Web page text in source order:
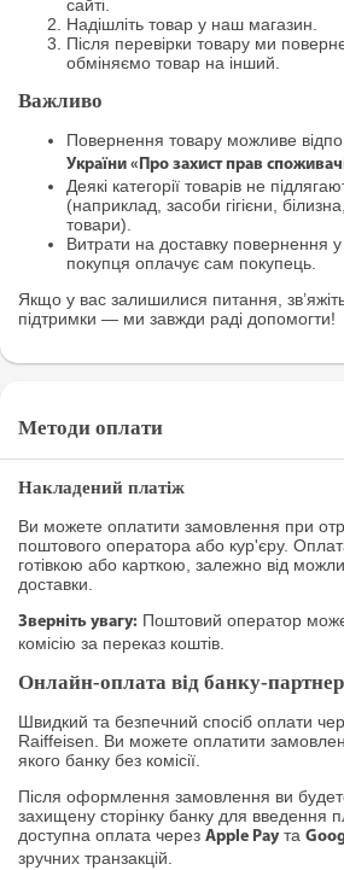
сайті.
Надішліть товар у наш магазин.
Після перевірки товару ми
обміняємо товар на інший.
Важливо
Повернення товару можливе
України «Про захист прав
Деякі категорії товарів не
(наприклад, засоби гігієни,
товари).
Витрати на доставку повернення у
покупця оплачує сам покупець.
Якщо у вас залишилися питання,
підтримки — ми завжди раді допомогти!
Методи оплати
Накладений платіж
Ви можете оплатити замовлення при
поштового оператора або кур'єру.
готівкою або карткою, залежно від
доставки.
Зверніть увагу: Поштовий оператор
комісію за переказ коштів.
Онлайн-оплата від банку-
Швидкий та безпечний спосіб оплати
Raiffeisen. Ви можете оплатити
якого банку без комісії.
Після оформлення замовлення ви
захищену сторінку банку для введення
доступна оплата через Apple Pay та
зручних транзакцій.